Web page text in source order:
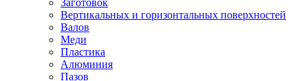
Заготовок
Вертикальных и горизонтальных поверхностей
Валов
Меди
Пластика
Алюминия
Пазов